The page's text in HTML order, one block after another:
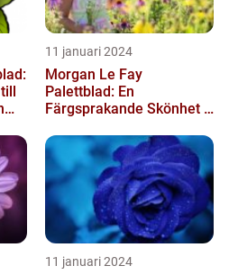
11 januari 2024
Morgan Le Fay
Palettblad: En
Färgsprakande Skönhet i
11 januari 2024